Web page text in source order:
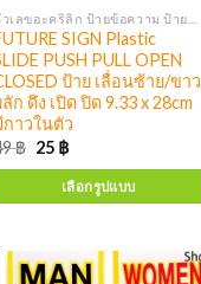
SIGN Plastic
PUSH PULL OPEN
ป้าย เลื่อนซ้าย/ขาว
ลัก ดึง เปิด ปิด 9.33 x 28cm
กาวในตัว
฿ 25 ฿
เลือกรูปแบบ